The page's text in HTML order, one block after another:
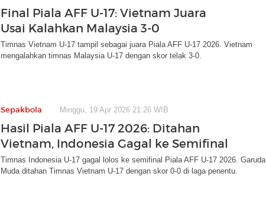
Final Piala AFF U-17: Vietnam Juara
Usai Kalahkan Malaysia 3-0
Timnas Vietnam U-17 tampil sebagai juara Piala AFF U-17 2026. Vietnam
mengalahkan timnas Malaysia U-17 dengan skor telak 3-0.
Sepakbola Minggu, 19 Apr 2026 21:26 WIB
Hasil Piala AFF U-17 2026: Ditahan
Vietnam, Indonesia Gagal ke Semifinal
Timnas Indonesia U-17 gagal lolos ke semifinal Piala AFF U-17 2026. Garuda
Muda ditahan Timnas Vietnam U-17 dengan skor 0-0 di laga penentu.